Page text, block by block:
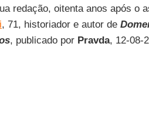
redação, oitenta anos após o
, 71, historiador e autor de
, publicado por Pravda, 12-08-